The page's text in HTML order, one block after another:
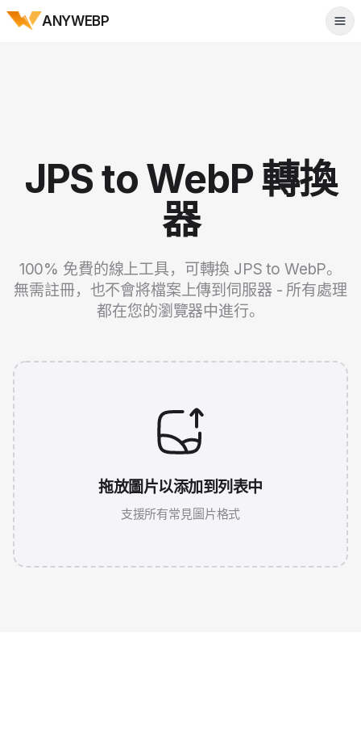
ANYWEBP
JPS to WebP 轉換
器
100% 免費的線上工具，可轉換 JPS to WebP。
無需註冊，也不會將檔案上傳到伺服器 - 所有處理
都在您的瀏覽器中進行。
拖放圖片以添加到列表中
支援所有常見圖片格式